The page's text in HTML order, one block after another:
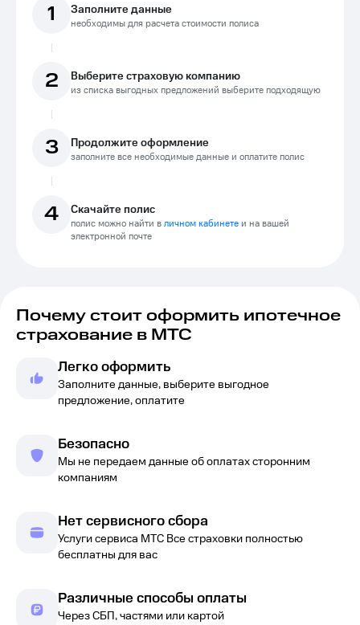
1 Заполните данные
необходимы для расчета стоимости полиса
2 Выберите страховую компанию
из списка выгодных предложений выберите подходящую
3 Продолжите оформление
заполните все необходимые данные и оплатите полис
4 Скачайте полис
полис можно найти вличном кабинете и на вашей
электронной почте
Почему стоит оформить ипотечное
страхование в МТС
Легко оформить
Заполните данные, выберите выгодное
предложение, оплатите
Безопасно
Мы не передаем данные об оплатах сторонним
компаниям
Нет сервисного сбора
Услуги сервиса МТС Все страховки полностью
бесплатны для вас
Различные способы оплаты
Через СБП, частями или картой